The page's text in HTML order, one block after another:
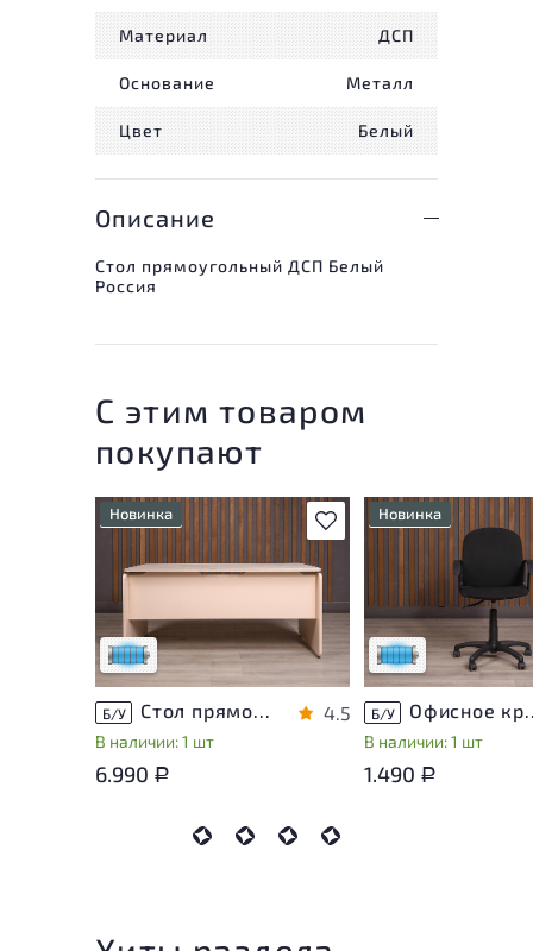
Материал ДСП
Основание Металл
Цвет Белый
Описание
Стол прямоугольный ДСП Белый
Россия
С этим товаром
покупают
В избранное
Новинка
приближено к новому, могут
присутствовать
незначительные следы
эксплуатации
Низкая степень износа
Б/У Стол прямоугольный Accord ДСП Дуб Россия
В наличии: 1 шт
4.5
6.990 Р
Новинка
Состояние товара
приближено к
присутствовать
незначительные
эксплуатации
Низкая степень
Б/У Офисное
В наличии: 1 шт
1.490 Р